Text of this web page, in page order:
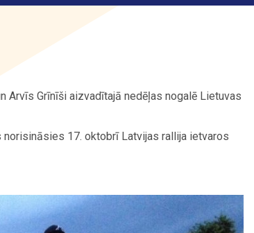
Grīnīši aizvadītajā nedēļas nogalē Lietuvas
17. oktobrī Latvijas rallija ietvaros